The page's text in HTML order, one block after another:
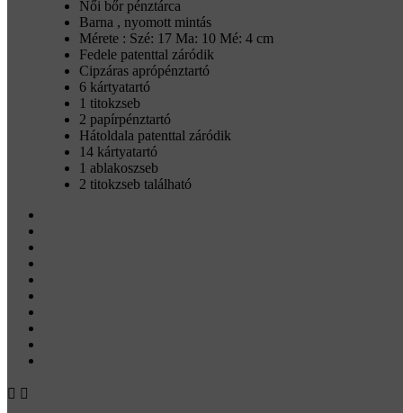
Női bőr pénztárca
Barna , nyomott mintás
Mérete : Szé: 17 Ma: 10 Mé: 4 cm
Fedele patenttal záródik
Cipzáras aprópénztartó
6 kártyatartó
1 titokzseb
2 papírpénztartó
Hátoldala patenttal záródik
14 kártyatartó
1 ablakoszseb
2 titokzseb található
 